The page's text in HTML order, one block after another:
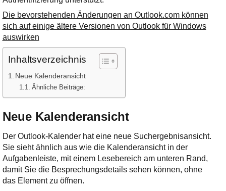
Die bevorstehenden Änderungen an Outlook.com können
sich auf einige ältere Versionen von Outlook für Windows
auswirken
Inhaltsverzeichnis
Neue Kalenderansicht
Ähnliche Beiträge:
Neue Kalenderansicht
Der Outlook-Kalender hat eine neue Suchergebnisansicht.
Sie sieht ähnlich aus wie die Kalenderansicht in der
Aufgabenleiste, mit einem Lesebereich am unteren Rand,
damit Sie die Besprechungsdetails sehen können, ohne
das Element zu öffnen.